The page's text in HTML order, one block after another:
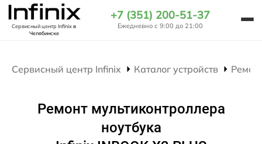
Сервисный центр Infinixв
Челябинске
+7 (351) 200-51-37
Ежедневно с 9:00 до 21:00
Сервисный центр Infinix Каталог устройств
Ремонт мультиконтроллера
ноутбука